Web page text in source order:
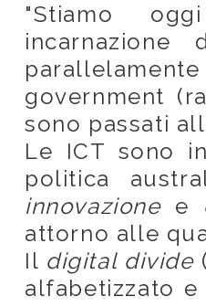
"Stiamo
government
sono passati
Le ICT sono
politica
innovazione e
attorno alle
Il digital divide
alfabetizzato